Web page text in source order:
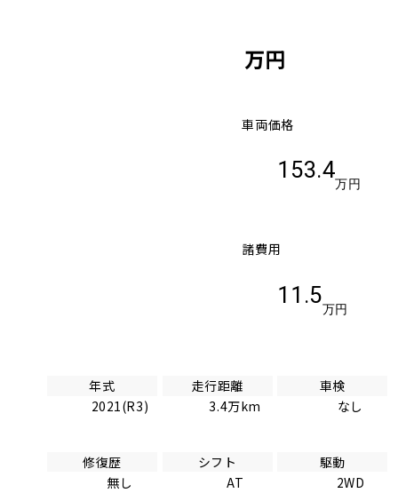
万円
車両価格
153.4
万円
諸費用
11.5
万円
年式
2021(R3)
走行距離
3.4万km
車検
なし
修復歴
無し
シフト
AT
駆動
2WD